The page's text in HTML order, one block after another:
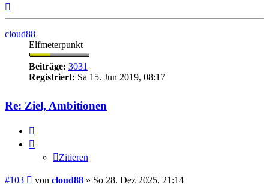
cloud88
Elfmeterpunkt
Beiträge: 3031
Registriert: Sa 15. Jun 2019, 08:17
Re: Ziel, Ambitionen
Zitieren
#103 Beitrag
von cloud88 » So 28. Dez 2025, 21:14